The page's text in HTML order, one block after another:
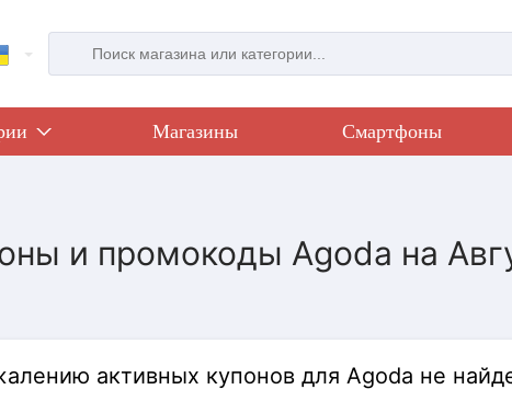
Магазины Смартфоны
и промокоды Agoda на
активных купонов для Agoda не